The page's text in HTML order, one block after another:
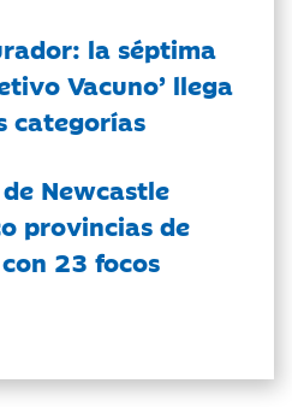
la séptima
Vacuno’ llega
categorías
Newcastle
provincias de
23 focos